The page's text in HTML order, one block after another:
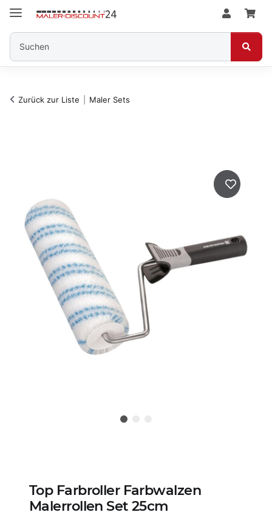
Zurück zur Liste Maler Sets
Top Farbroller Farbwalzen
Malerrollen Set 25cm